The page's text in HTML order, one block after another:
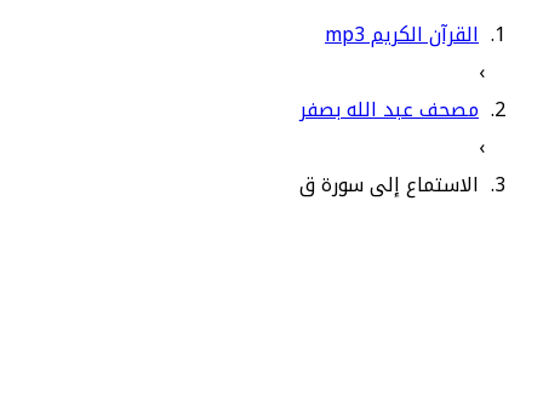
القرآن الكريم mp3
›
مصحف عبد الله بصفر
›
الاستماع إلى سورة ق